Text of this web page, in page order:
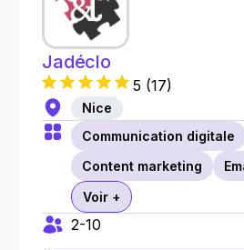
Jadéclo
5 (17)
Nice
Communication digitale
Content marketing
Voir +
2-10